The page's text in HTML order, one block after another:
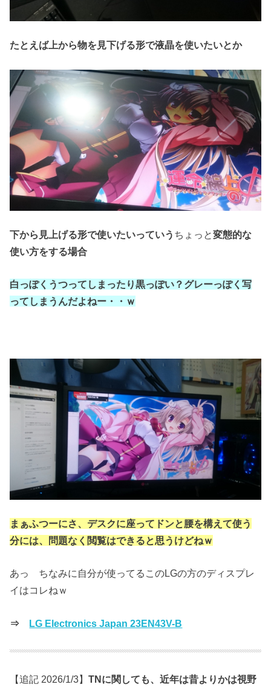
たとえば上から物を見下げる形で液晶を使いたいとか
下から見上げる形で使いたいっていう ちょっと変態的な
使い方をする場合
白っぽくうつってしまったり黒っぽい？ グレーっぽく写
ってしまうんだよねー・・ｗ
まぁふつーにさ、デスクに座ってドンと腰を構えて使う
分には、 問題なく閲覧はできると思うけどねｗ
あっ ちなみに自分が使ってるこのLGの方のディスプレ
イはコレねｗ
⇒ LG Electronics Japan 23EN43V-B
【追記 2026/1/3】TNに関しても、近年は昔よりかは視野